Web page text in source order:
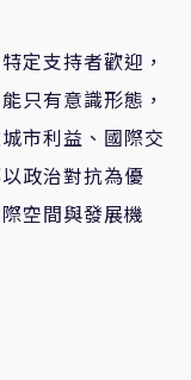
定支持者歡迎，
只有意識形態，
市利益、國際交
政治對抗為優
空間與發展機